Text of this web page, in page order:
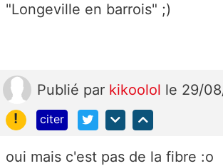
"Longeville en barrois" ;)
Publié par kikoolol le 29/
!
citer
oui mais c'est pas de la fibre :o